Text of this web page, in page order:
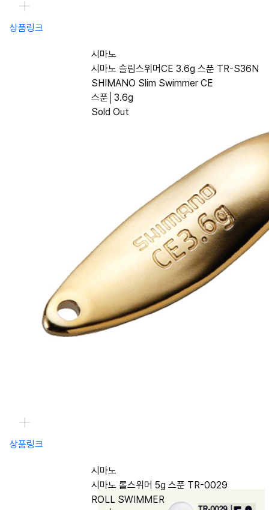
상품링크
시마노
시마노 슬림스위머CE 3.6g 스푼 TR-S36N
SHIMANO Slim Swimmer CE
스푼│3.6g
Sold Out
상품링크
시마노
시마노 롤스위머 5g 스푼 TR-0029
ROLL SWIMMER